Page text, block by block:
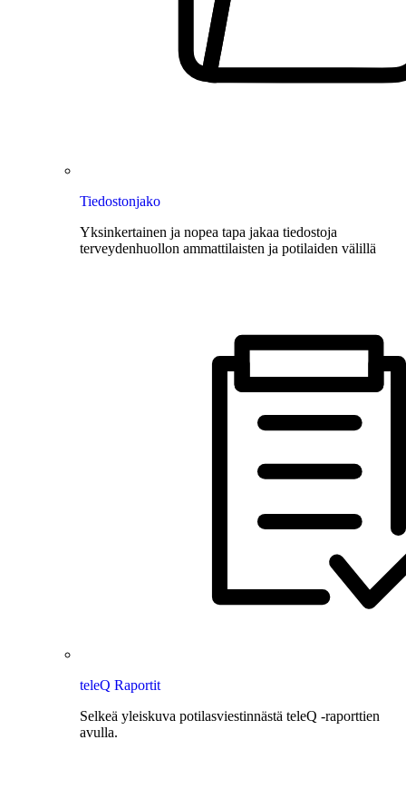
Tiedostonjako
Yksinkertainen ja nopea tapa jakaa tiedostoja
terveydenhuollon ammattilaisten ja potilaiden välillä
teleQ Raportit
Selkeä yleiskuva potilasviestinnästä teleQ -raporttien
avulla.